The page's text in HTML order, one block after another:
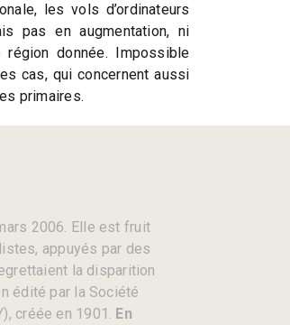
les vols d’ordinateurs
pas en augmentation, ni
région donnée. Impossible
cas, qui concernent aussi
primaires.
2006. Elle est fruit
appuyés par des
la disparition
édité par la Société
créée en 1901. En